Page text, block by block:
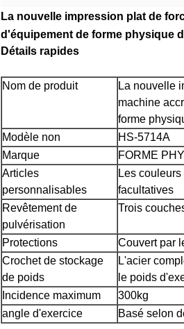
La nouvelle impression plat de
d'équipement de forme physique
Détails rapides
Nom de produit
La nouvelle
machine
forme
Modèle non
HS-5714A
Marque
FORME
Articles
personnalisables
Les
facultatives
Revêtement de
pulvérisation
Trois
Protections
Couvert par
Crochet de stockage
de poids
L'acier
le poids
Incidence maximum
300kg
angle d'exercice
Basé selon